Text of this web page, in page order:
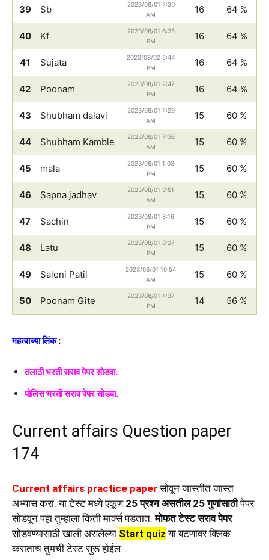
39 Sb
2023/08/01 7:30
AM
16 64 %
40 Kf
2023/08/01 6:35
PM
16 64 %
41 Sujata
2023/08/02 5:44
PM
16 64 %
42 Poonam
2023/08/01 2:47
PM
16 64 %
43 Shubham dalavi
2023/08/01 7:29
AM
15 60 %
44 Shubham Kamble
2023/08/01 7:36
AM
15 60 %
45 mala
2023/08/01 1:03
PM
15 60 %
46 Sapna jadhav
2023/08/01 8:51
AM
15 60 %
47 Sachin
2023/08/01 8:16
PM
15 60 %
48 Latu
2023/08/01 8:27
PM
15 60 %
49 Saloni Patil
2023/08/01 10:54
AM
15 60 %
50 Poonam Gite
2023/08/01 4:37
PM
14 56 %
महत्वाच्या लिंक :
तलाठी भरती सराव पेपर सोडवा.
पोलिस भरती सराव पेपर सोडवा.
Current affairs Question paper
174
Current affairs practice paper सोवून जास्तीत जास्त
अभ्यास करा. या टेस्ट मध्ये एकूण 25 प्रश्न असतील 25 गुणांसाठीपेपर
सोडवून पहा तुम्हाला किती मार्क्स पडतात.मोफत टेस्ट सराव पेपर
सोडवण्यासाठी खाली असलेल्या Start quiz या बटणावर क्लिक
कराताच तुमची टेस्ट सुरू होईल…